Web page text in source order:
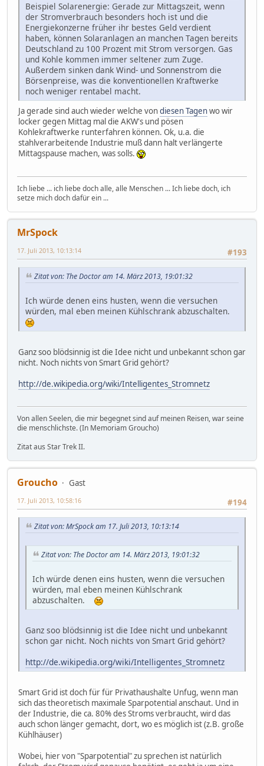
Beispiel Solarenergie: Gerade zur Mittagszeit, wenn
der Stromverbrauch besonders hoch ist und die
Energiekonzerne früher ihr bestes Geld verdient
haben, können Solaranlagen an manchen Tagen bereits
Deutschland zu 100 Prozent mit Strom versorgen. Gas
und Kohle kommen immer seltener zum Zuge.
Außerdem sinken dank Wind- und Sonnenstrom die
Börsenpreise, was die konventionellen Kraftwerke
noch weniger rentabel macht.
Ja gerade sind auch wieder welche vondiesen Tagenwo wir
locker gegen Mittag mal die AKW's und pösen
Kohlekraftwerke runterfahren können. Ok, u.a. die
stahlverarbeitende Industrie muß dann halt verlängerte
Mittagspause machen, was solls.
Ich liebe ... ich liebe doch alle, alle Menschen ... Ich liebe doch, ich
setze mich doch dafür ein ...
MrSpock
#193
17. Juli 2013, 10:13:14
Zitat von: The Doctor am 14. März 2013, 19:01:32
Ich würde denen eins husten, wenn die versuchen
würden, mal eben meinen Kühlschrank abzuschalten.
Ganz soo blödsinnig ist die Idee nicht und unbekannt schon gar
nicht. Noch nichts von Smart Grid gehört?
http://de.wikipedia.org/wiki/Intelligentes_Stromnetz
Von allen Seelen, die mir begegnet sind auf meinen Reisen, war seine
die menschlichste. (In Memoriam Groucho)
Zitat aus Star Trek II.
Groucho
Gast
#194
17. Juli 2013, 10:58:16
Zitat von: MrSpock am 17. Juli 2013, 10:13:14
Zitat von: The Doctor am 14. März 2013, 19:01:32
Ich würde denen eins husten, wenn die versuchen
würden, mal eben meinen Kühlschrank
abzuschalten.
Ganz soo blödsinnig ist die Idee nicht und unbekannt
schon gar nicht. Noch nichts von Smart Grid gehört?
http://de.wikipedia.org/wiki/Intelligentes_Stromnetz
Smart Grid ist doch für für Privathaushalte Unfug, wenn man
sich das theoretisch maximale Sparpotential anschaut. Und in
der Industrie, die ca. 80% des Stroms verbraucht, wird das
auch schon länger gemacht, dort, wo es möglich ist (z.B. große
Kühlhäuser)
Wobei, hier von "Sparpotential" zu sprechen ist natürlich